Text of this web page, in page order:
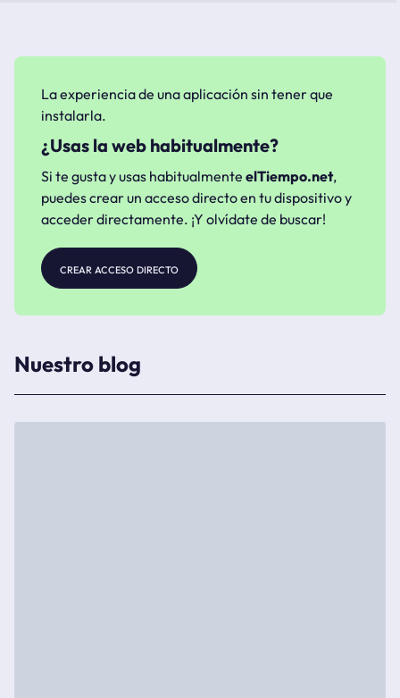
La experiencia de una aplicación sin tener que
instalarla.
¿Usas la web habitualmente?
Si te gusta y usas habitualmente elTiempo.net,
puedes crear un acceso directo en tu dispositivo y
acceder directamente. ¡Y olvídate de buscar!
crear acceso directo
Nuestro blog